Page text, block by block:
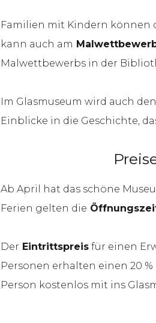
Familien mit Kindern können
kann auch am
Malwettbewerbs in der
Im Glasmuseum wird auch
Einblicke in die Geschichte,
Ab April hat das schöne
Ferien gelten die
Der Eintrittspreis für einen
Personen erhalten einen 20
Person kostenlos mit ins